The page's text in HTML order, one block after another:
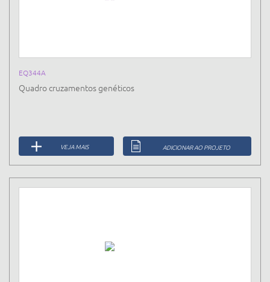
EQ344A
Quadro cruzamentos genéticos
VEJA MAIS ADICIONAR AO PROJETO